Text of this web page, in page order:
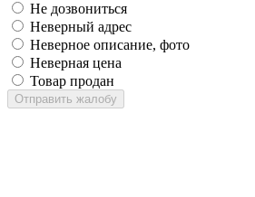
Не дозвониться
Неверный адрес
Неверное описание, фото
Неверная цена
Товар продан
Отправить жалобу